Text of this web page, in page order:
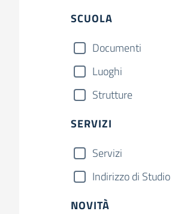
SCUOLA
Documenti
Luoghi
Strutture
SERVIZI
Servizi
Indirizzo di Studio
NOVITÀ